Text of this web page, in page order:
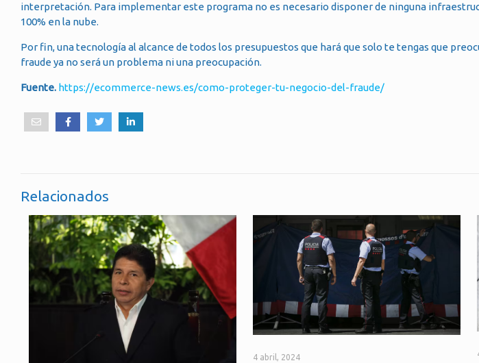
interpretación. Para implementar este programa no es necesario disponer de ninguna
100% en la nube.
Por fin, una tecnología al alcance de todos los presupuestos que hará que solo te tengas que
fraude ya no será un problema ni una preocupación.
Fuente. https://ecommerce-news.es/como-proteger-tu-negocio-del-fraude/
Relacionados
4 abril, 2024